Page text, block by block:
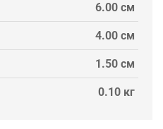
6.00 см
4.00 см
1.50 см
0.10 кг